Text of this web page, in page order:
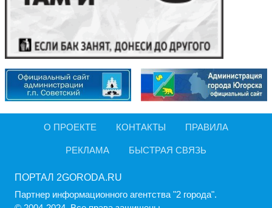
О ПРОЕКТЕ КОНТАКТЫ ПРАВИЛА
РЕКЛАМА БЫСТРАЯ СВЯЗЬ
ПОРТАЛ 2GORODA.RU
Партнер информационного агентства "2 города".